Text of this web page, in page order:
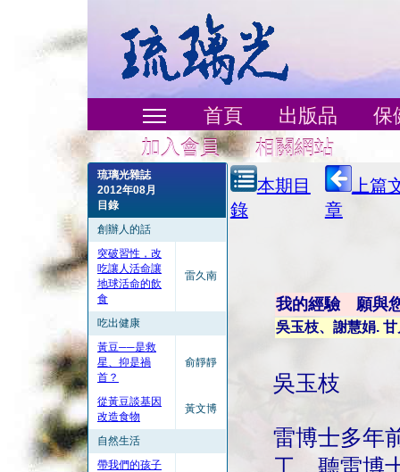
首頁 出版品
保
加入會員
相關網站
琉璃光雜誌
2012年08月
目錄
創辦人的話
突破習性，改
吃讓人活命讓
地球活命的飲
食
雷久南
吃出健康
黃豆──是救
星、抑是禍
首？
俞靜靜
從黃豆談基因
改造食物
黃文博
自然生活
帶我們的孩子
本期目
錄
上篇
章
我的經驗 願與
吳玉枝、謝慧娟.
吳玉枝
雷博士多年
工，聽雷博